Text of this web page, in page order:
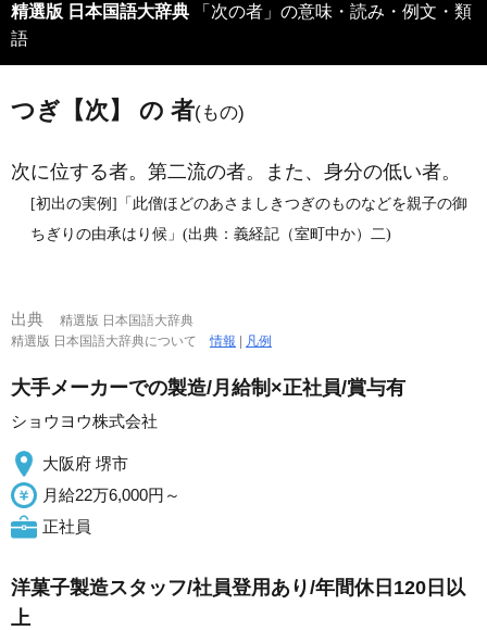
精選版 日本国語大辞典 「次の者」の意味・読み・例文・類
語
つぎ【次】 の 者(もの)
次に位する者。第二流の者。また、身分の低い者。
[初出の実例]「此僧ほどのあさましきつぎのものなどを親子の御
ちぎりの由承はり候」(出典：義経記（室町中か）二)
出典
精選版 日本国語大辞典
精選版 日本国語大辞典について情報 | 凡例
大手メーカーでの製造/月給制×正社員/賞与有
ショウヨウ株式会社
大阪府 堺市
月給22万6,000円～
正社員
洋菓子製造スタッフ/社員登用あり/年間休日120日以
上